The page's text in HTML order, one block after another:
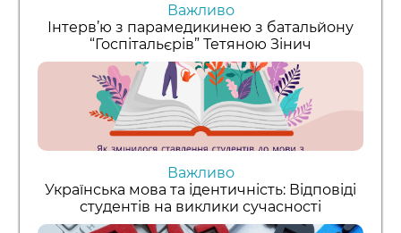
Важливо
Інтерв’ю з парамедикинею з батальйону
“Госпітальєрів” Тетяною Зінич
Важливо
Українська мова та ідентичність: Відповіді
студентів на виклики сучасності